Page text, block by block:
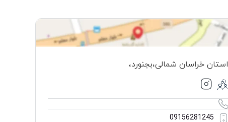
استان خراسان شمالی،بجنورد،
09156281245